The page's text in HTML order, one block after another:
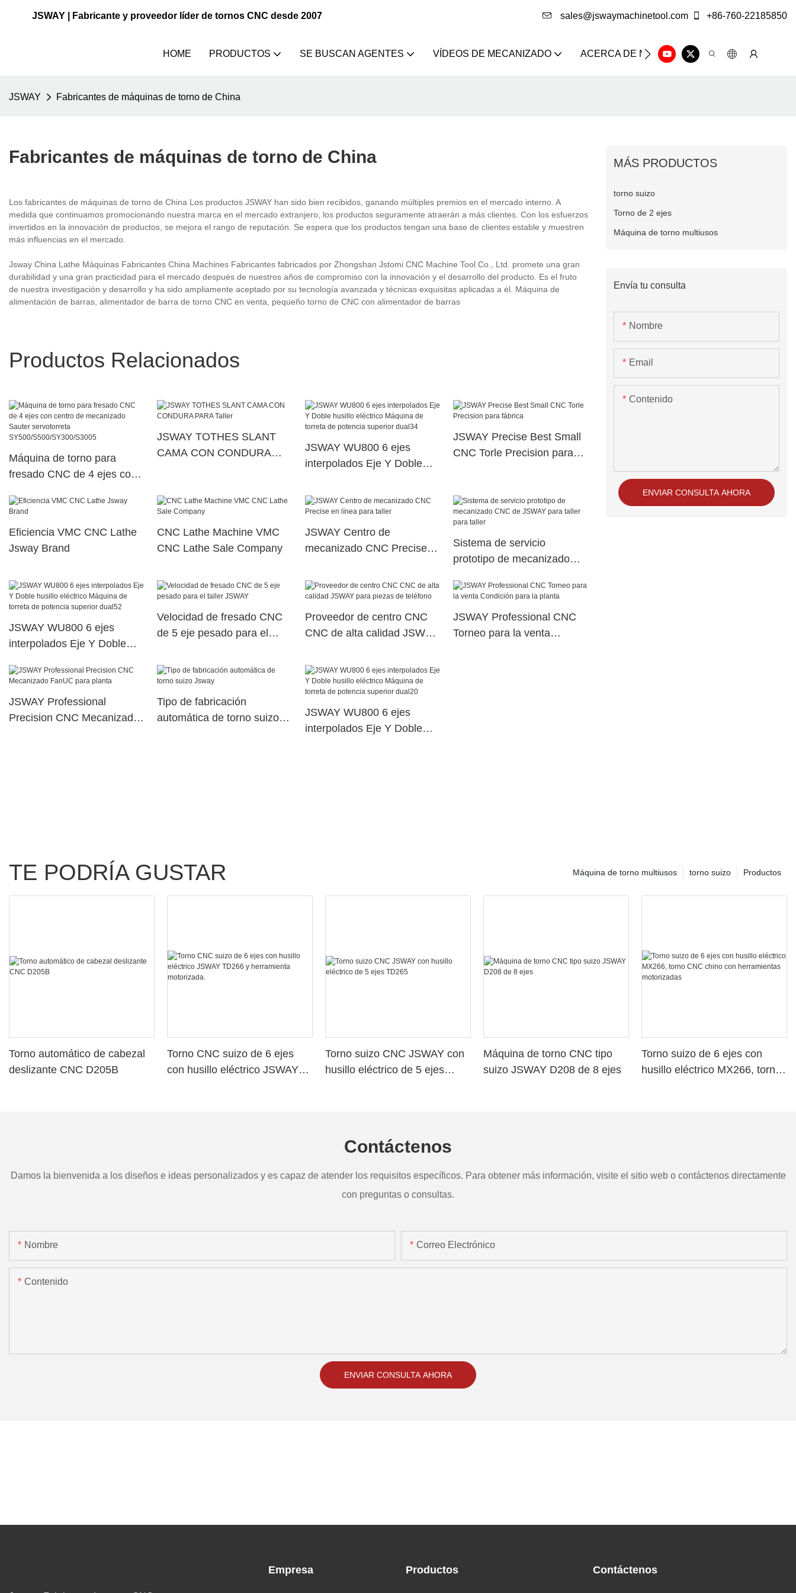
JSWAY | Fabricante y proveedor líder de tornos CNC desde 2007 sales@jswaymachinetool.com +86-760-22185850
HOME PRODUCTOS SE BUSCAN AGENTES VÍDEOS DE MECANIZADO ACERCA DE NOSOTROS SOLUCIÓN
JSWAY Fabricantes de máquinas de torno de China
Fabricantes de máquinas de torno de China
Los fabricantes de máquinas de torno de China Los productos JSWAY han sido bien recibidos, ganando múltiples premios en el mercado interno. A
medida que continuamos promocionando nuestra marca en el mercado extranjero, los productos seguramente atraerán a más clientes. Con los esfuerzos
invertidos en la innovación de productos, se mejora el rango de reputación. Se espera que los productos tengan una base de clientes estable y muestren
más influencias en el mercado.
Jsway China Lathe Máquinas Fabricantes China Machines Fabricantes fabricados por Zhongshan Jstomi CNC Machine Tool Co., Ltd. promete una gran
durabilidad y una gran practicidad para el mercado después de nuestros años de compromiso con la innovación y el desarrollo del producto. Es el fruto
de nuestra investigación y desarrollo y ha sido ampliamente aceptado por su tecnología avanzada y técnicas exquisitas aplicadas a él. Máquina de
alimentación de barras, alimentador de barra de torno CNC en venta, pequeño torno de CNC con alimentador de barras
Productos Relacionados
Máquina de torno para
fresado CNC de 4 ejes con
Sauter servotorreta
JSWAY TOTHES SLANT
CAMA CON CONDURA
JSWAY WU800 6 ejes
interpolados Eje Y Doble
torreta de potencia superior
dual34
JSWAY Precise Best Small
CNC Torle Precision para
Eficiencia VMC CNC Lathe
Jsway Brand
CNC Lathe Machine VMC
CNC Lathe Sale Company
JSWAY Centro de
mecanizado CNC Precise
Sistema de servicio
prototipo de mecanizado
para taller
JSWAY WU800 6 ejes
interpolados Eje Y Doble
torreta de potencia superior
Velocidad de fresado CNC
de 5 eje pesado para el
Proveedor de centro CNC
CNC de alta calidad JSWAY
JSWAY Professional CNC
Torneo para la venta
JSWAY Professional
Precision CNC Mecanizado
Tipo de fabricación
automática de torno suizo
JSWAY WU800 6 ejes
interpolados Eje Y Doble
MÁS PRODUCTOS
torno suizo
Torno de 2 ejes
Máquina de torno multiusos
Envía tu consulta
Nombre
Email
Contenido
ENVIAR CONSULTA AHORA
TE PODRÍA GUSTAR Productos
torno suizo
Máquina de torno multiusos
Torno automático de cabezal
deslizante CNC D205B
Torno CNC suizo de 6 ejes
con husillo eléctrico JSWAY
Torno suizo CNC JSWAY con
husillo eléctrico de 5 ejes
Máquina de torno CNC tipo
suizo JSWAY D208 de 8 ejes
Torno suizo de 6 ejes con
husillo eléctrico MX266, torno
Contáctenos
Damos la bienvenida a los diseños e ideas personalizados y es capaz de atender los requisitos específicos. Para obtener más información, visite el sitio web o contáctenos directamente
con preguntas o consultas.
Nombre Correo Electrónico
Contenido
ENVIAR CONSULTA AHORA
Empresa Productos Contáctenos